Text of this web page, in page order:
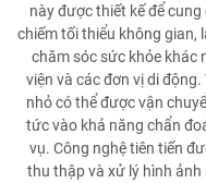
này được thiết kế để
chiếm tối thiểu không gian,
chăm sóc sức khỏe khác
viện và các đơn vị di
nhỏ có thể được vận
tức vào khả năng chẩn
vụ. Công nghệ tiên tiến
thu thập và xử lý hình ảnh